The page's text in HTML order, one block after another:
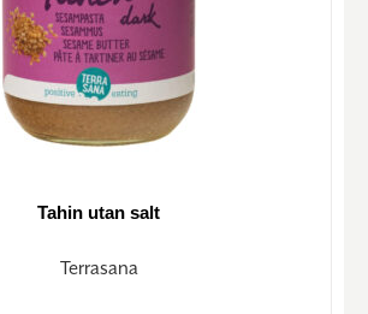
Tahin utan salt
Terrasana